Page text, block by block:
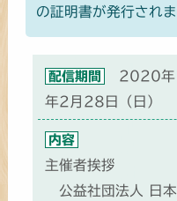
の証明書が発行されま
配信期間
2020年
年2月28日（日）
内容
主催者挨拶
公益社団法人 日